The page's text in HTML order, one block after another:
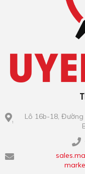
Lô​ 16b-18, Đ​ư​ờ​ng